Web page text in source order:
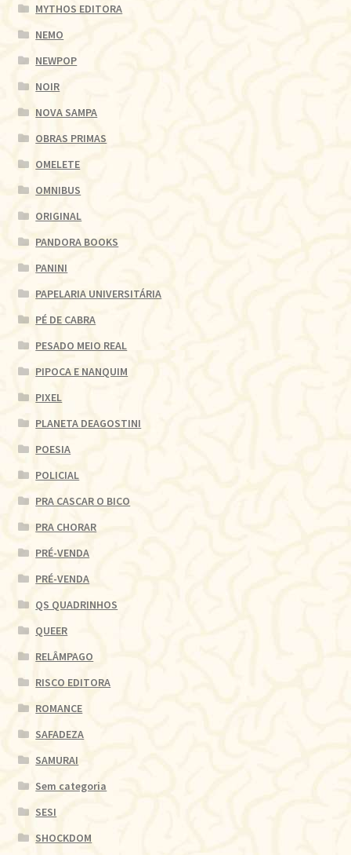
MYTHOS EDITORA
NEMO
NEWPOP
NOIR
NOVA SAMPA
OBRAS PRIMAS
OMELETE
OMNIBUS
ORIGINAL
PANDORA BOOKS
PANINI
PAPELARIA UNIVERSITÁRIA
PÉ DE CABRA
PESADO MEIO REAL
PIPOCA E NANQUIM
PIXEL
PLANETA DEAGOSTINI
POESIA
POLICIAL
PRA CASCAR O BICO
PRA CHORAR
PRÉ-VENDA
PRÉ-VENDA
QS QUADRINHOS
QUEER
RELÂMPAGO
RISCO EDITORA
ROMANCE
SAFADEZA
SAMURAI
Sem categoria
SESI
SHOCKDOM